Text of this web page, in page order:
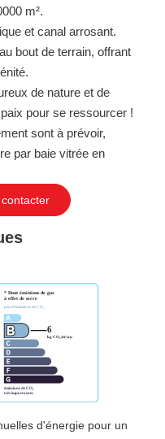
m².
et canal arrosant.
bout de terrain, offrant
de nature et de
pour se ressourcer !
sont à prévoir,
par baie vitrée en
d'énergie pour un